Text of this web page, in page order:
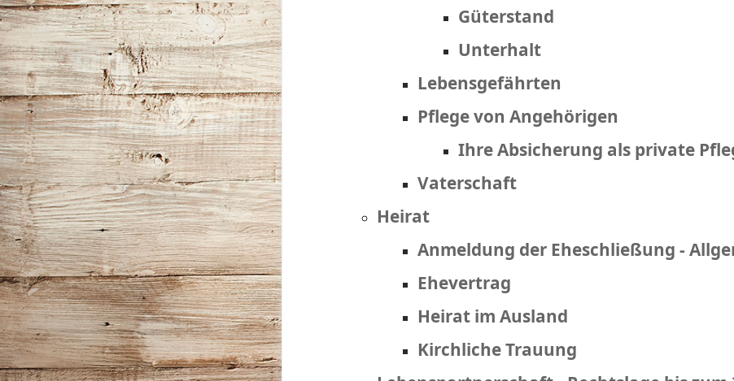
Güterstand
Unterhalt
Lebensgefährten
Pflege von Angehörigen
Ihre Absicherung als private
Vaterschaft
Heirat
Anmeldung der Eheschließung -
Ehevertrag
Heirat im Ausland
Kirchliche Trauung